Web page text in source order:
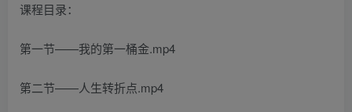
课程目录：
第一节——我的第一桶金.mp4
第二节——人生转折点.mp4